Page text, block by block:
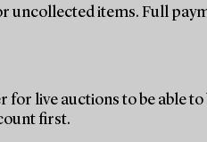
uncollected items. Full
for live auctions to be able to
first.